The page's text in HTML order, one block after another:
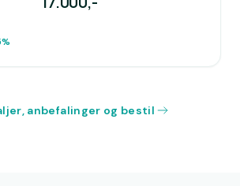
anbefalinger og bestil